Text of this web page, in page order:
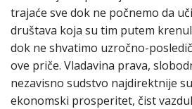
trajaće sve dok ne počnemo da
društava koja su tim putem
dok ne shvatimo uzročno-
ove priče. Vladavina prava,
nezavisno sudstvo najdirektnije
ekonomski prosperitet, čist